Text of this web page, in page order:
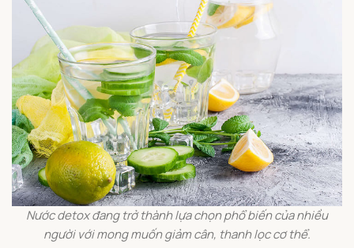
Nước detox đang trở thành lựa chọn phổ biến của nhiều
người với mong muốn giảm cân, thanh lọc cơ thể.